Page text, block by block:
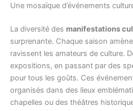
Une mosaïque d’événements
La diversité des manifestations
surprenante. Chaque saison
ravissent les amateurs de culture.
expositions, en passant par des
pour tous les goûts. Ces
organisés dans des lieux
chapelles ou des théâtres